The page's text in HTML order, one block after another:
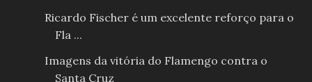
Ricardo Fischer é um excelente reforço para o
Fla ...
Imagens da vitória do Flamengo contra o
Santa Cruz